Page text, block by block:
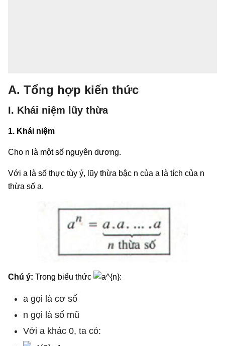
A. Tổng hợp kiến thức
I. Khái niệm lũy thừa
1. Khái niệm
Cho n là một số nguyên dương.
Với a là số thực tùy ý, lũy thừa bậc n của a là tích của n
thừa số a.
Chú ý: Trong biểu thức :
a gọi là cơ số
n gọi là số mũ
Với a khác 0, ta có: